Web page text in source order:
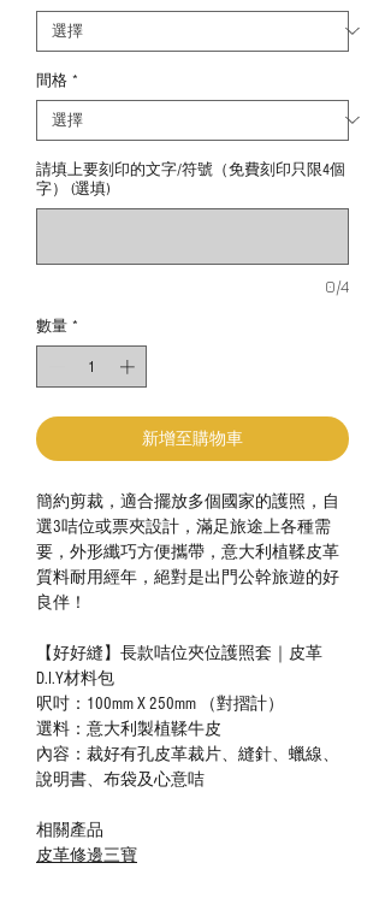
間格 *
請填上要刻印的文字/符號（免費刻印只限4個
字） (選填)
0/4
數量 *
新增至購物車
簡約剪裁，適合擺放多個國家的護照，自
選3咭位或票夾設計，滿足旅途上各種需
要，外形纖巧方便攜帶，意大利植鞣皮革
質料耐用經年，絕對是出門公幹旅遊的好
良伴！
【好好縫】長款咭位夾位護照套｜皮革
D.I.Y材料包
呎吋：100mm X 250mm （對摺計）
選料：意大利製植鞣牛皮
內容：裁好有孔皮革裁片、縫針、蠟線、
說明書、布袋及心意咭
相關產品
皮革修邊三寶